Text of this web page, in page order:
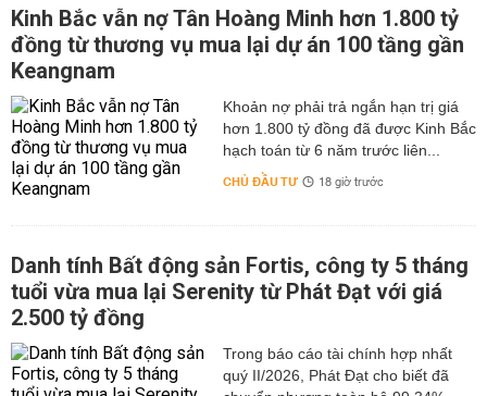
Kinh Bắc vẫn nợ Tân Hoàng Minh hơn 1.800 tỷ
đồng từ thương vụ mua lại dự án 100 tầng gần
Keangnam
hơn 1.800 tỷ đồng đã được Kinh Bắc
hạch toán từ 6 năm trước liên...
CHỦ ĐẦU TƯ 18 giờ trước
Danh tính Bất động sản Fortis, công ty 5 tháng
tuổi vừa mua lại Serenity từ Phát Đạt với giá
2.500 tỷ đồng
Trong báo cáo tài chính hợp nhất
quý II/2026, Phát Đạt cho biết đã